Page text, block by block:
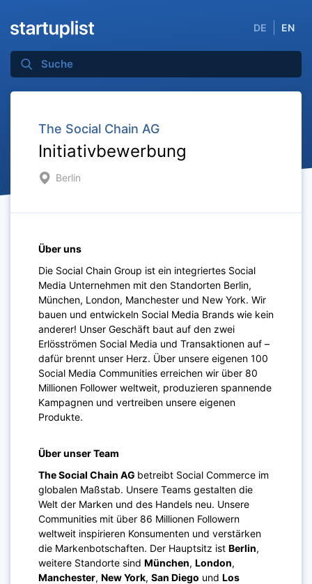
DE EN
The Social Chain AG
Initiativbewerbung
Berlin
Über uns
Die Social Chain Group ist ein integriertes Social
Media Unternehmen mit den Standorten Berlin,
München, London, Manchester und New York. Wir
bauen und entwickeln Social Media Brands wie kein
anderer! Unser Geschäft baut auf den zwei
Erlösströmen Social Media und Transaktionen auf –
dafür brennt unser Herz. Über unsere eigenen 100
Social Media Communities erreichen wir über 80
Millionen Follower weltweit, produzieren spannende
Kampagnen und vertreiben unsere eigenen
Produkte.
Über unser Team
The Social Chain AG betreibt Social Commerce im
globalen Maßstab. Unsere Teams gestalten die
Welt der Marken und des Handels neu. Unsere
Communities mit über 86 Millionen Followern
weltweit inspirieren Konsumenten und verstärken
die Markenbotschaften. Der Hauptsitz ist Berlin,
weitere Standorte sind München, London,
Manchester, New York, San Diego und Los